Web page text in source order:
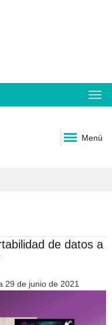
Menú
de datos a
29 de junio de 2021